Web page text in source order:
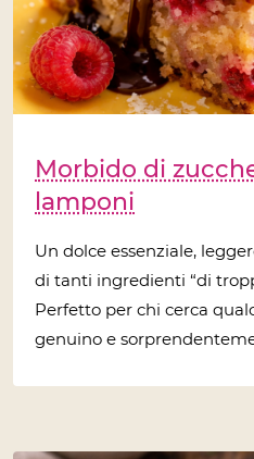
Morbido di
lamponi
Un dolce essenziale,
di tanti ingredienti “di
Perfetto per chi cerca
genuino e